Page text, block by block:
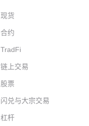
现货
合约
TradFi
链上交易
股票
闪兑与大宗交易
杠杆